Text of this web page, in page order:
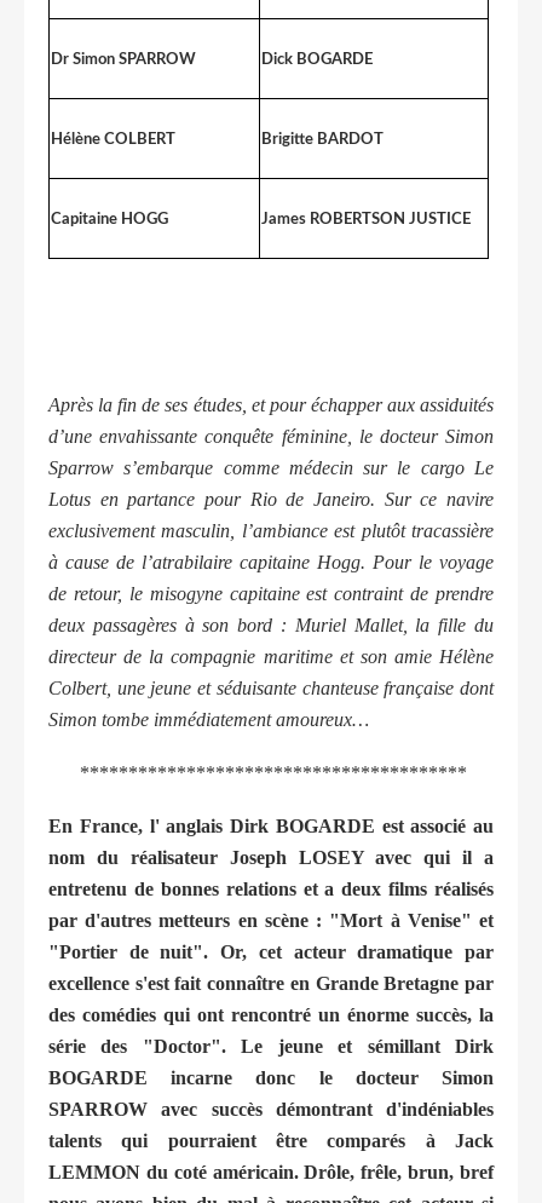
Dr Simon SPARROW Dick BOGARDE
Hélène COLBERT Brigitte BARDOT
Capitaine HOGG James ROBERTSON JUSTICE
Après la fin de ses études, et pour échapper aux assiduités
d’une envahissante conquête féminine, le docteur Simon
Sparrow s’embarque comme médecin sur le cargo Le
Lotus en partance pour Rio de Janeiro. Sur ce navire
exclusivement masculin, l’ambiance est plutôt tracassière
à cause de l’atrabilaire capitaine Hogg. Pour le voyage
de retour, le misogyne capitaine est contraint de prendre
deux passagères à son bord : Muriel Mallet, la fille du
directeur de la compagnie maritime et son amie Hélène
Colbert, une jeune et séduisante chanteuse française dont
Simon tombe immédiatement amoureux…
****************************************
En France, l' anglais Dirk BOGARDE est associé au
nom du réalisateur Joseph LOSEY avec qui il a
entretenu de bonnes relations et a deux films réalisés
par d'autres metteurs en scène : "Mort à Venise" et
"Portier de nuit". Or, cet acteur dramatique par
excellence s'est fait connaître en Grande Bretagne par
des comédies qui ont rencontré un énorme succès, la
série des "Doctor". Le jeune et sémillant Dirk
BOGARDE incarne donc le docteur Simon
SPARROW avec succès démontrant d'indéniables
talents qui pourraient être comparés à Jack
LEMMON du coté américain. Drôle, frêle, brun, bref